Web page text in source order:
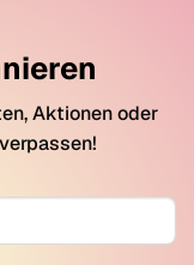
Aktionen oder